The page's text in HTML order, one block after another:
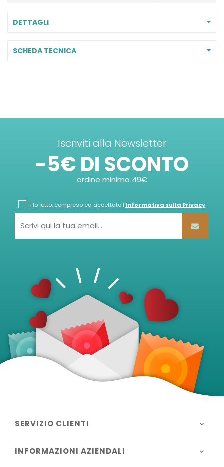
DETTAGLI
SCHEDA TECNICA
Iscriviti alla Newsletter
-5€ DI SCONTO
ordine minimo 49€
Ho letto, compreso ed accettato l'Informativa sulla Privacy
SERVIZIO CLIENTI 
INFORMAZIONI AZIENDALI 